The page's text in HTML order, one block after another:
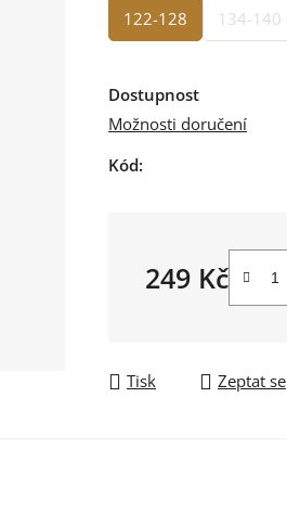
122-128 134-140
Dostupnost
Možnosti doručení
Kód:
249 Kč
Měrná cena:
Tisk Zeptat se